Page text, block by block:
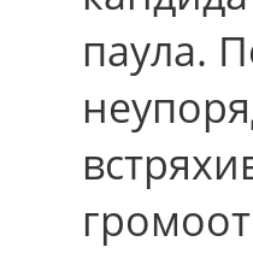
паула.